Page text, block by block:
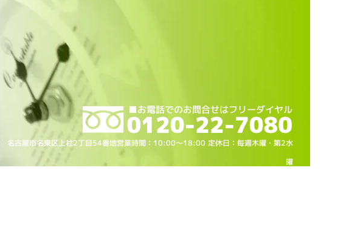
古屋市名東区上社2丁目54番地営業時間：10:00～18:00 定休日：毎週木曜・第2水
曜